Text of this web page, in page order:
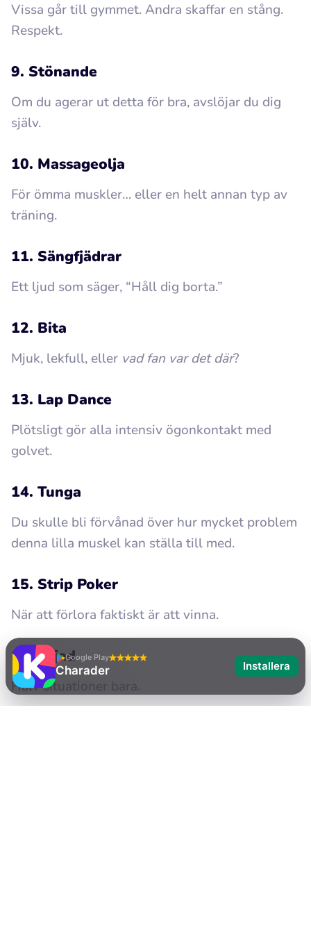
Vissa går till gymmet. Andra skaffar en stång.
Respekt.
9. Stönande
Om du agerar ut detta för bra, avslöjar du dig
själv.
10. Massageolja
För ömma muskler… eller en helt annan typ av
träning.
11. Sängfjädrar
Ett ljud som säger, “Håll dig borta.”
12. Bita
Mjuk, lekfull, eller vad fan var det där?
13. Lap Dance
Plötsligt gör alla intensiv ögonkontakt med
golvet.
14. Tunga
Du skulle bli förvånad över hur mycket problem
denna lilla muskel kan ställa till med.
15. Strip Poker
När att förlora faktiskt är att vinna.
16. Oljad
Halv situationer bara.
Google Play
Charader Installera